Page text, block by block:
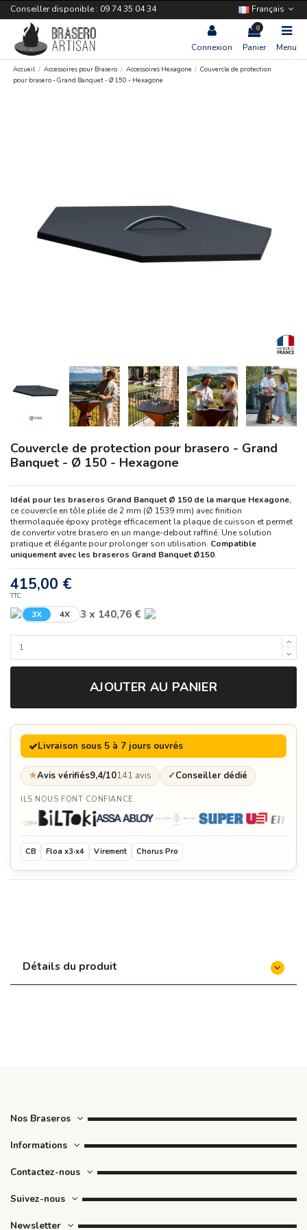
Conseiller disponible : 09 74 35 04 34 Français
Connexion
0
Panier Menu
Accueil Accessoires pour Brasero Accessoires Hexagone
Couvercle de protection
pour brasero - Grand Banquet - Ø 150 - Hexagone
Couvercle de protection pour brasero - Grand
Banquet - Ø 150 - Hexagone
Idéal pour les braseros Grand Banquet Ø 150 de la marque Hexagone,
ce couvercle en tôle pliée de 2 mm (Ø 1539 mm) avec finition
thermolaquée époxy protège efficacement la plaque de cuisson et permet
de convertir votre brasero en un mange-debout raffiné. Une solution
pratique et élégante pour prolonger son utilisation. Compatible
uniquement avec les braseros Grand Banquet Ø150.
415,00 €
TTC
3X 4X 3 x 140,76 €
AJOUTER AU PANIER
Livraison sous 5 à 7 jours ouvrés
★Avis vérifiés9,4/10141 avis ✓Conseiller dédié
ILS NOUS FONT CONFIANCE
CB Floa x3·x4 Virement Chorus Pro
Détails du produit
Nos Braseros
Informations
Contactez-nous
Suivez-nous
Newsletter